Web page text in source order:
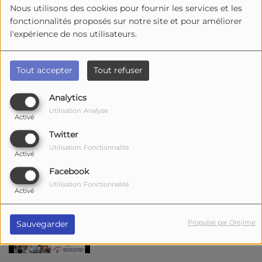
Nous utilisons des cookies pour fournir les services et les
fonctionnalités proposés sur notre site et pour améliorer
l'expérience de nos utilisateurs.
Tout accepter Tout refuser
Analytics
Activé
Utilisation: Analyse
Twitter
Activé
Utilisation: Fonctionnalité
Facebook
Activé
Utilisation: Fonctionnalité
Sauvegarder Propulsé par Orejime
Objectif Paraguay et les
championnats du monde pour
l'équipe rochefortaise de roller
artistique
Rugby : deux matchs caritatifs
au profit de l'Œuvre des